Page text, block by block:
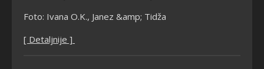
Foto: Ivana O.K., Janez &amp; Tidža
[ Detaljnije ]